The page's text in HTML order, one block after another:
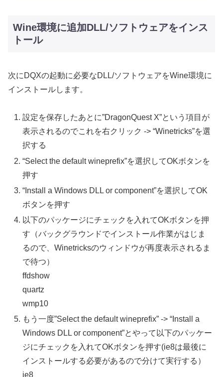
Wine環境に追加DLL/ソフトウェアをインス
トール
次にDQXの起動に必要なDLL/ソフトウェアをWine環境に
インストールします。
設定を保存したあとに”DragonQuest X”という項目が
表示されるのでこれを右クリック -> “Winetricks”を選
択する
“Select the default wineprefix”を選択してOKボタンを
押す
“Install a Windows DLL or component”を選択してOK
ボタンを押す
以下のパッケージにチェックを入れてOKボタンを押
す（バックグラウンドでインストール作業がはじま
るので、Winetricksのウィンドウが再度表示されるま
で待つ）
ffdshow
quartz
wmp10
もう一度”Select the default wineprefix” -> “Install a
Windows DLL or component”とやって以下のパッケー
ジにチェックを入れてOKボタンを押す(ie8は最後に
インストールする必要があるので分けて実行する）
ie8